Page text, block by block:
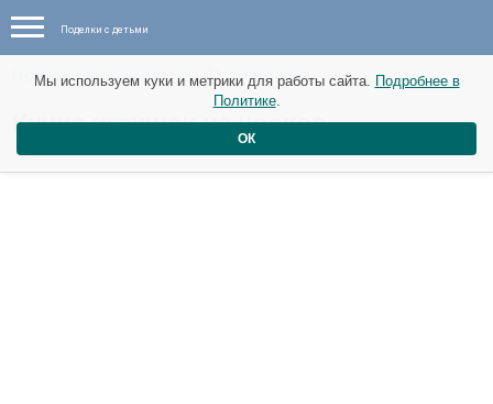
Поделки с детьми
Новые материалы от 11 февраля
Кучка игрушек из носков
Мы используем куки и метрики для работы сайта. Подробнее в
Политике.
ОК